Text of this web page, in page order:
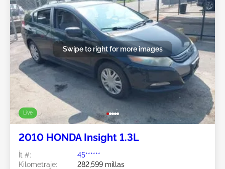
Live
Swipe to right for more images
2010 HONDA Insight 1.3L
Ít #:
45******
Kilometraje:
282,599 millas